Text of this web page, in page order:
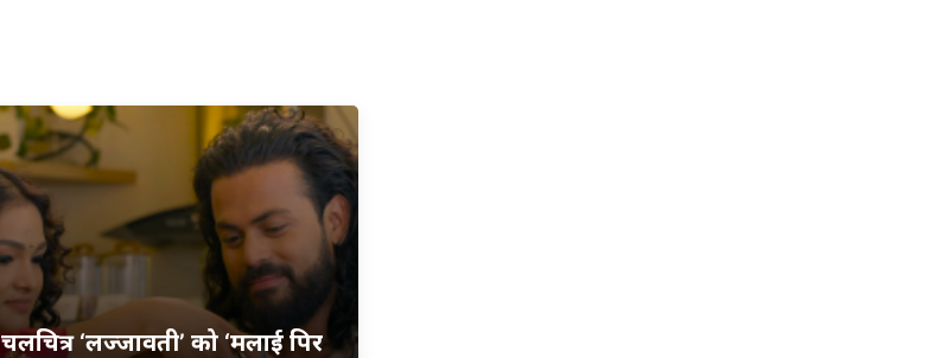
चलचित्र ‘लज्जावती’ को ‘मलाई पिर